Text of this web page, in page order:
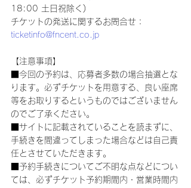
18:00 土日祝除く)
チケットの発送に関するお問合せ：
ticketinfo@fncent.co.jp
【注意事項】
■今回の予約は、応募者多数の場合抽選とな
ります。必ずチケットを用意する、良い座席
等をお取りするというものではございません
のでご了承ください。
■サイトに記載されていることを読まずに、
手続きを間違ってしまった場合などは自己責
任とさせていただきます。
■予約手続きについてご不明な点などについ
ては、必ずチケット予約期間内・営業時間内